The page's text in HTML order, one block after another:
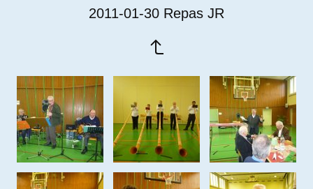
2011-01-30 Repas JR